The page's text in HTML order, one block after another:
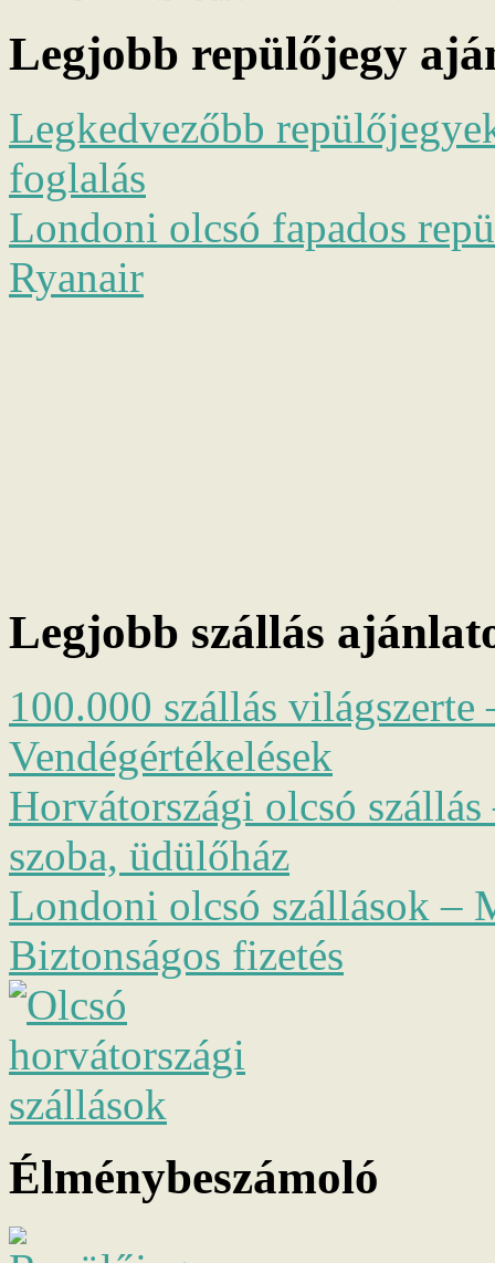
Legjobb repülőjegy
Legkedvezőbb
foglalás
Londoni olcsó fapados
Ryanair
Legjobb szállás
100.000 szállás
Vendégértékelések
Horvátországi olcsó
szoba, üdülőház
Londoni olcsó szállások –
Biztonságos fizetés
Élménybeszámoló